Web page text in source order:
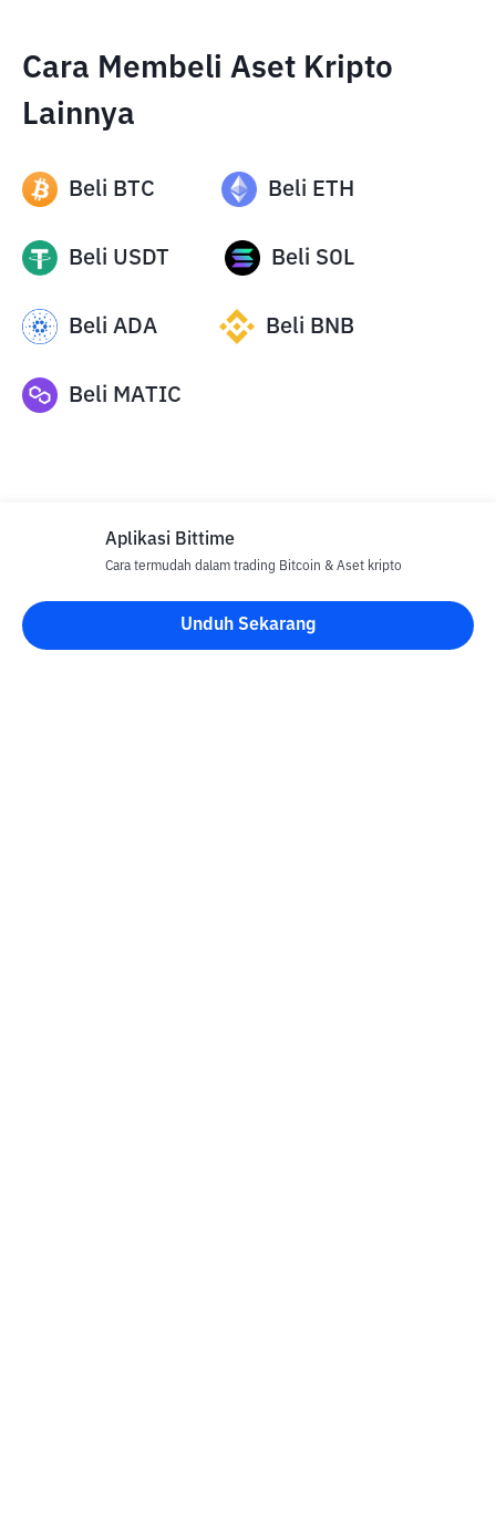
Cara Membeli Aset Kripto
Lainnya
Beli BTC Beli ETH
Beli USDT Beli SOL
Beli ADA Beli BNB
Beli MATIC
Disclaimer
Semua Artikel pada website ini hanya bersifat informasi dan
Aplikasi Bittime
Cara termudah dalam trading Bitcoin & Aset kripto
Unduh Sekarang